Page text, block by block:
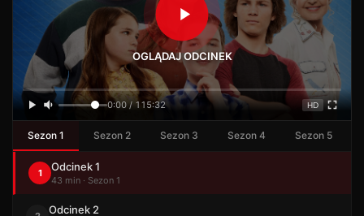
OGLĄDAJ ODCINEK
0:00 / 115:32 HD
Sezon 1 Sezon 2 Sezon 3 Sezon 4 Sezon 5
1 Odcinek 1
43 min · Sezon 1
Odcinek 2